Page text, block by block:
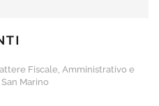
Fiscale, Amministrativo e
Marino